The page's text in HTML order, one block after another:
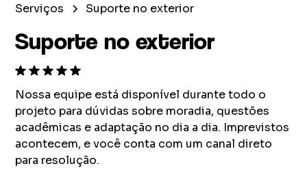
Serviços Suporte no exterior
Suporte no exterior
Nossa equipe está disponível durante todo o
projeto para dúvidas sobre moradia, questões
acadêmicas e adaptação no dia a dia. Imprevistos
acontecem, e você conta com um canal direto
para resolução.